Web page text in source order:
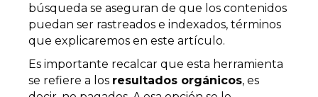
búsqueda se aseguran de que los contenidos
puedan ser rastreados e indexados, términos
que explicaremos en este artículo.
Es importante recalcar que esta herramienta
se refiere a los resultados orgánicos, es